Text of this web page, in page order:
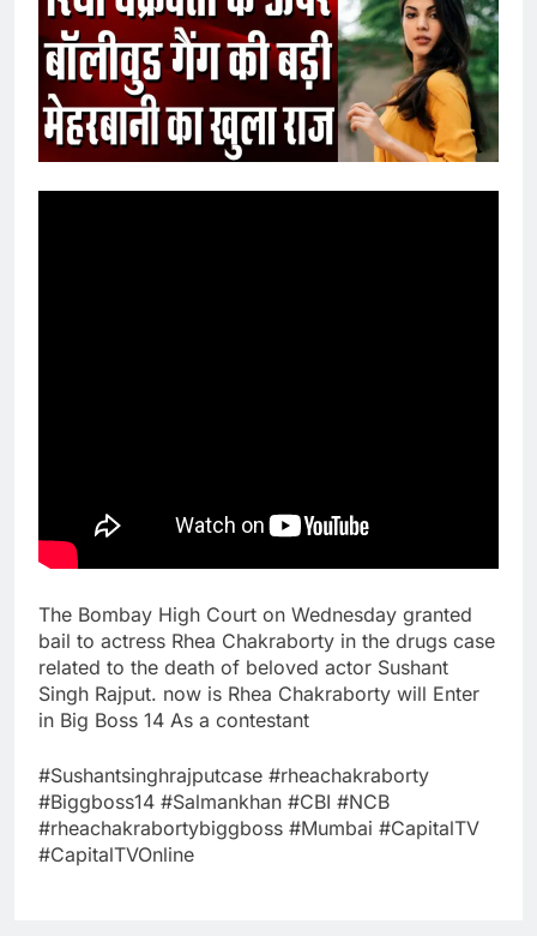
The Bombay High Court on Wednesday granted
bail to actress Rhea Chakraborty in the drugs case
related to the death of beloved actor Sushant
Singh Rajput. now is Rhea Chakraborty will Enter
in Big Boss 14 As a contestant
#Sushantsinghrajputcase #rheachakraborty
#Biggboss14 #Salmankhan #CBI #NCB
#rheachakrabortybiggboss #Mumbai #CapitalTV
#CapitalTVOnline